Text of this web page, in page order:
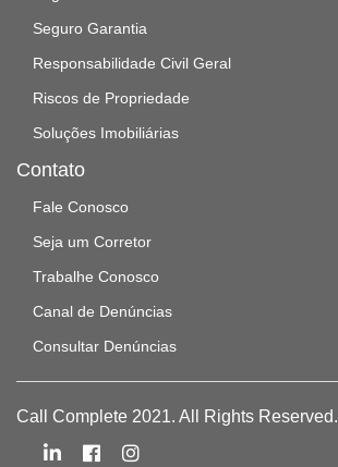
Seguro Garantia
Responsabilidade Civil Geral
Riscos de Propriedade
Soluções Imobiliárias
Contato
Fale Conosco
Seja um Corretor
Trabalhe Conosco
Canal de Denúncias
Consultar Denúncias
Call Complete 2021. All Rights Reserved.